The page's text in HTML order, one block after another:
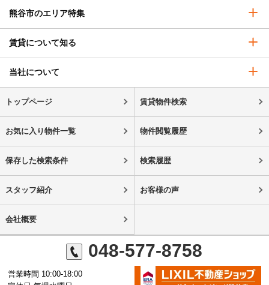
熊谷市のエリア特集
賃貸について知る
当社について
トップページ 賃貸物件検索
お気に入り物件一覧 物件閲覧履歴
保存した検索条件 検索履歴
スタッフ紹介 お客様の声
会社概要
048-577-8758
営業時間 10:00-18:00